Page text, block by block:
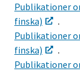
Publikationer
finska)
.
Publikationer
finska)
.
Publikationer